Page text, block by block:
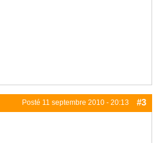
Posté 11 septembre 2010 - 20:13 #3